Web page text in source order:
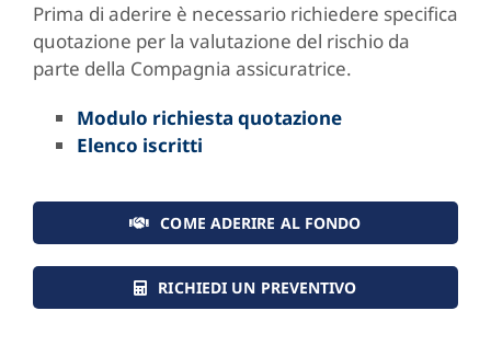
Prima di aderire è necessario richiedere specifica
quotazione per la valutazione del rischio da
parte della Compagnia assicuratrice.
Modulo richiesta quotazione
Elenco iscritti
COME ADERIRE AL FONDO
RICHIEDI UN PREVENTIVO